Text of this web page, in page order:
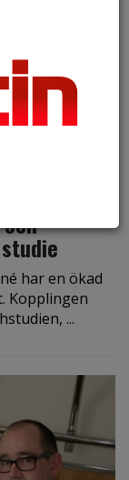
har en ökad
Kopplingen
...